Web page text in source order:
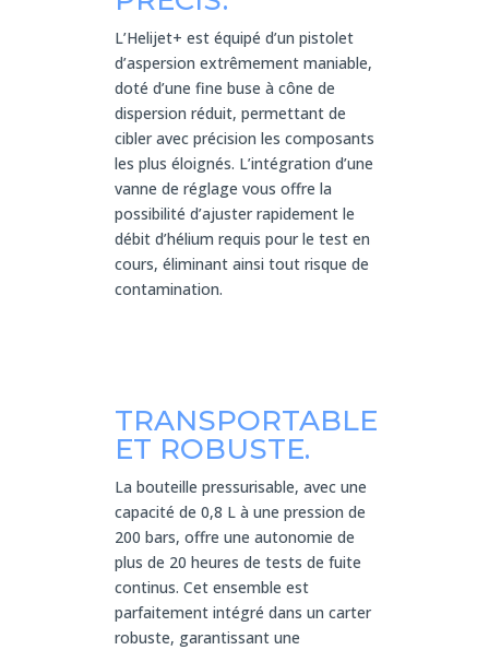
L’Helijet+ est équipé d’un pistolet
d’aspersion extrêmement maniable,
doté d’une fine buse à cône de
dispersion réduit, permettant de
cibler avec précision les composants
les plus éloignés. L’intégration d’une
vanne de réglage vous offre la
possibilité d’ajuster rapidement le
débit d’hélium requis pour le test en
cours, éliminant ainsi tout risque de
contamination.
TRANSPORTABLE
ET ROBUSTE.
La bouteille pressurisable, avec une
capacité de 0,8 L à une pression de
200 bars, offre une autonomie de
plus de 20 heures de tests de fuite
continus. Cet ensemble est
parfaitement intégré dans un carter
robuste, garantissant une